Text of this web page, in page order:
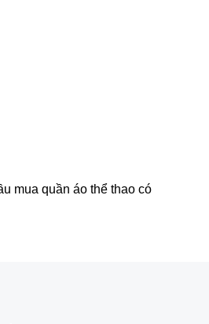
mua quần áo thể thao có